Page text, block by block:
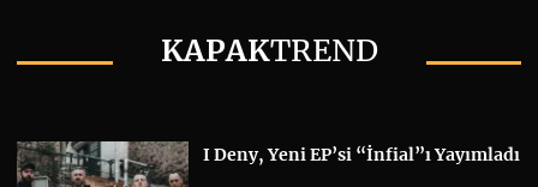
KAPAKTREND
I Deny, Yeni EP’si “İnfial”ı Yayımladı